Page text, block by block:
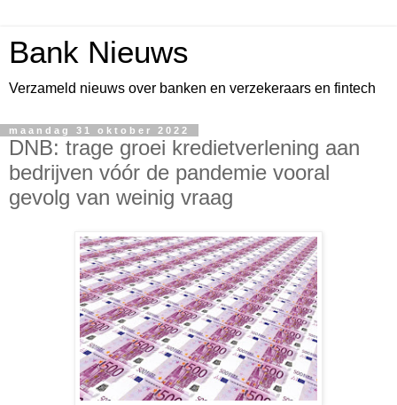
Bank Nieuws
Verzameld nieuws over banken en verzekeraars en fintech
maandag 31 oktober 2022
DNB: trage groei kredietverlening aan
bedrijven vóór de pandemie vooral
gevolg van weinig vraag